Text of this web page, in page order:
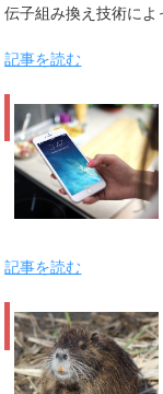
伝子組み換え技術によ
記事を読む
記事を読む